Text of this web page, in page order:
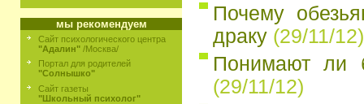
мы рекомендуем
Сайт психологического центра
"Адалин" /Москва/
Портал для родителей
"Солнышко"
Сайт газеты
"Школьный психолог"
Почему
драку (29/11/12)
Понимают ли
(29/11/12)